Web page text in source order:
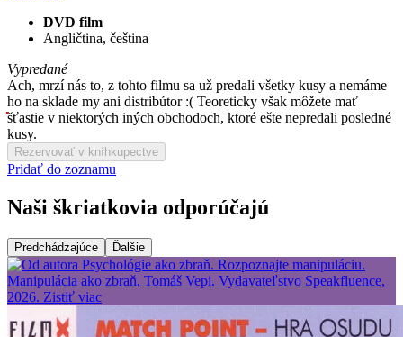
DVD film
Angličtina, čeština
Vypredané
Ach, mrzí nás to, z tohto filmu sa už predali všetky kusy a nemáme
ho na sklade my ani distribútor :( Teoreticky však môžete mať
šťastie v niektorých iných obchodoch, ktoré ešte nepredali posledné
kusy.
Rezervovať v kníhkupectve
Pridať do zoznamu
Naši škriatkovia odporúčajú
Predchádzajúce Ďalšie